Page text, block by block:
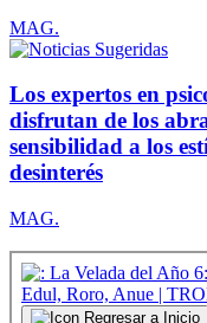
MAG.
Los expertos en
disfrutan de los
sensibilidad a los
desinterés
MAG.